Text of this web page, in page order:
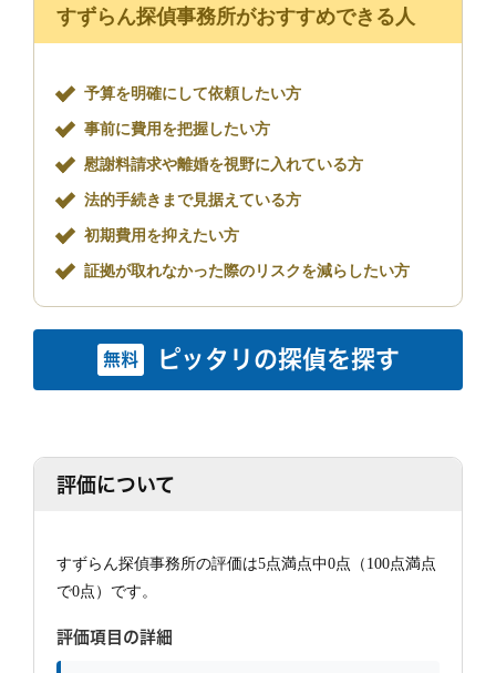
すずらん探偵事務所がおすすめできる人
予算を明確にして依頼したい方
事前に費用を把握したい方
慰謝料請求や離婚を視野に入れている方
法的手続きまで見据えている方
初期費用を抑えたい方
証拠が取れなかった際のリスクを減らしたい方
無料 ピッタリの探偵を探す
評価について
すずらん探偵事務所の評価は5点満点中0点（100点満点
で0点）です。
評価項目の詳細